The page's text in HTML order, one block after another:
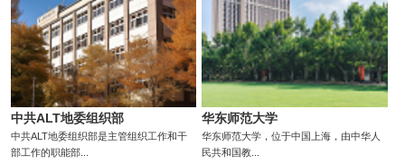
中共ALT地委组织部
中共ALT地委组织部是主管组织工作和干
部工作的职能部...
华东师范大学
华东师范大学，位于中国上海，由中华人
民共和国教...